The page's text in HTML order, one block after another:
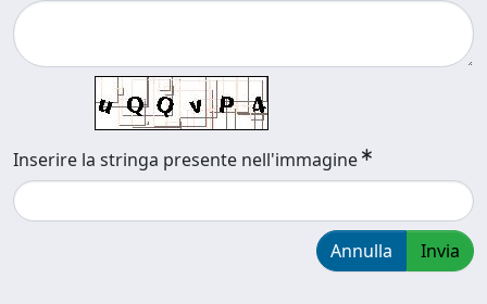
Inserire la stringa presente nell'immagine
Annulla Invia